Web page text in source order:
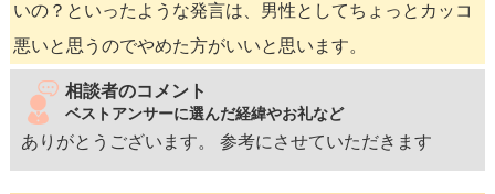
いの？といったような発言は、男性としてちょっとカッコ
悪いと思うのでやめた方がいいと思います。
相談者のコメント
ベストアンサーに選んだ経緯やお礼など
ありがとうございます。 参考にさせていただきます